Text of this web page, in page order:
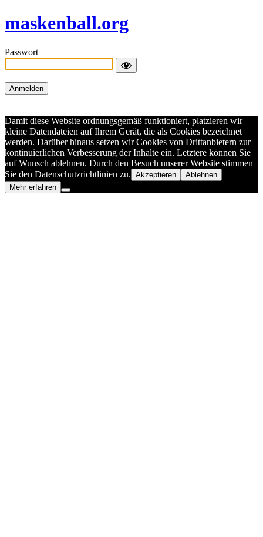
maskenball.org
Passwort
Damit diese Website ordnungsgemäß funktioniert, platzieren wir
kleine Datendateien auf Ihrem Gerät, die als Cookies bezeichnet
werden. Darüber hinaus setzen wir Cookies von Drittanbietern zur
kontinuierlichen Verbesserung der Inhalte ein. Letztere können Sie
auf Wunsch ablehnen. Durch den Besuch unserer Website stimmen
Sie den Datenschutzrichtlinien zu. Akzeptieren
Ablehnen
Mehr erfahren